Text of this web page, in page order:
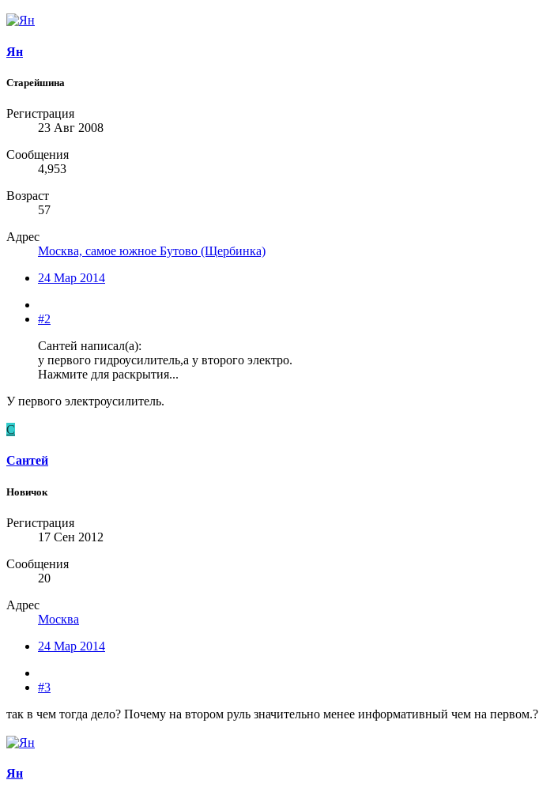
Ян
Старейшина
Регистрация
23 Авг 2008
Сообщения
4,953
Возраст
57
Адрес
Москва, самое южное Бутово (Щербинка)
24 Мар 2014
#2
Сантей написал(а):
у первого гидроусилитель,а у второго электро.
Нажмите для раскрытия...
У первого электроусилитель.
С
Сантей
Новичок
Регистрация
17 Сен 2012
Сообщения
20
Адрес
Москва
24 Мар 2014
#3
так в чем тогда дело? Почему на втором руль значительно менее информативный чем на первом.?
Ян